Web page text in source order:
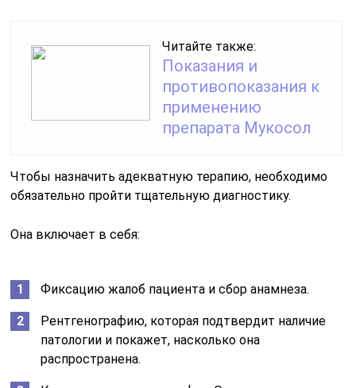
Читайте также:
Показания и
противопоказания к
применению
препарата Мукосол
Чтобы назначить адекватную терапию, необходимо
обязательно пройти тщательную диагностику.
Она включает в себя:
Фиксацию жалоб пациента и сбор анамнеза.
Рентгенографию, которая подтвердит наличие
патологии и покажет, насколько она
распространена.